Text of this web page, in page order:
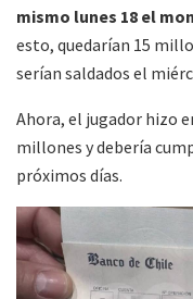
mismo lunes 18 el
esto, quedarían 15
serían saldados el
Ahora, el jugador hizo
millones y debería
próximos días.